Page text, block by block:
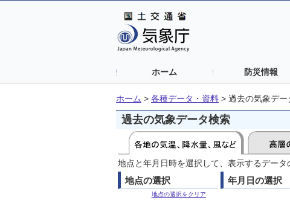
ホーム 防災情報
ホーム > 各種データ・資料 > 過去の気象デー
過去の気象データ検索
地点と年月日時を選択して、表示するデータ
地点の選択
地点の選択をクリア
年月日の選択